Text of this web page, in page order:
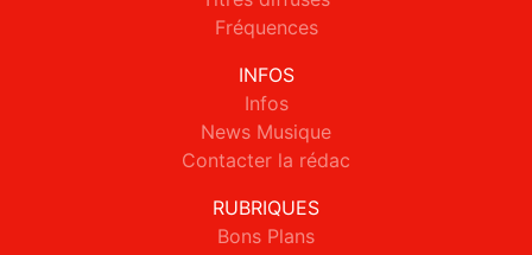
Fréquences
INFOS
Infos
News Musique
Contacter la rédac
RUBRIQUES
Bons Plans